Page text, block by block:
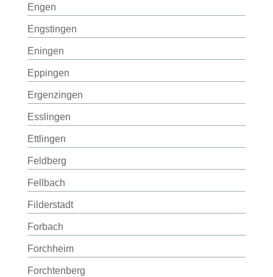
Engen
Engstingen
Eningen
Eppingen
Ergenzingen
Esslingen
Ettlingen
Feldberg
Fellbach
Filderstadt
Forbach
Forchheim
Forchtenberg